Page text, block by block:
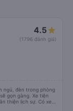
4.5
(1796 đánh giá)
ngủ, đèn trong phòng
gọn gàng. Xe tiện
thiện lịch sự. Có xe
vé hợp lý. Nói